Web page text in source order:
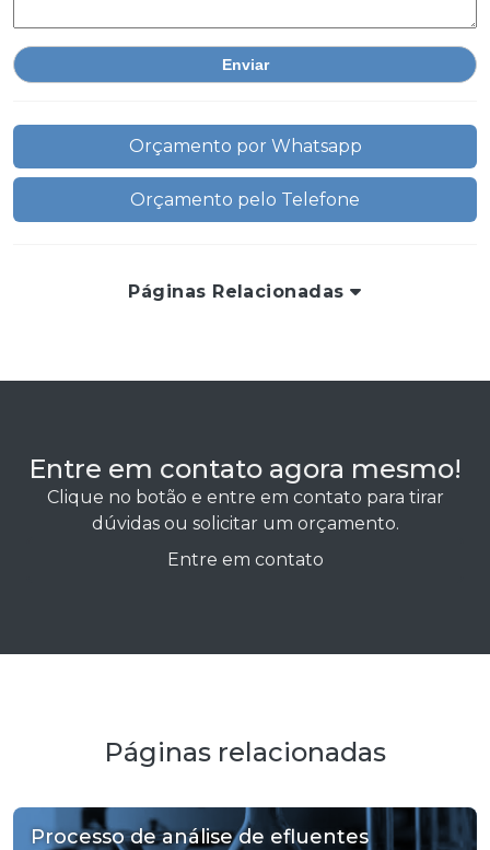
Orçamento por Whatsapp
Orçamento pelo Telefone
Páginas Relacionadas
Entre em contato agora mesmo!
Clique no botão e entre em contato para tirar
dúvidas ou solicitar um orçamento.
Entre em contato
Páginas relacionadas
Processo de análise de efluentes